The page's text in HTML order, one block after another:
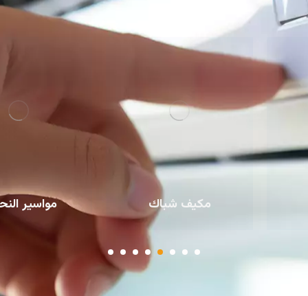
مكيف شباك مواسير النحاس